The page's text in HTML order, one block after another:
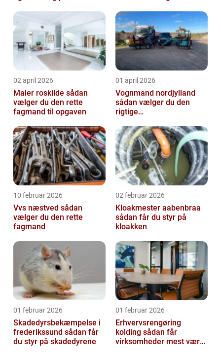
02 april 2026
Maler roskilde sådan
vælger du den rette
fagmand til opgaven
01 april 2026
Vognmand nordjylland
sådan vælger du den
rigtige
10 februar 2026
Vvs næstved sådan
vælger du den rette
fagmand
02 februar 2026
Kloakmester aabenbraa
sådan får du styr på
kloakken
01 februar 2026
Skadedyrsbekæmpelse i
frederikssund sådan får
du styr på skadedyrene
01 februar 2026
Erhvervsrengøring
kolding sådan får
virksomheder mest værdi